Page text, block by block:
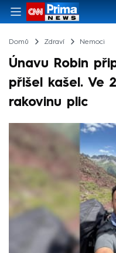
Domů Zdraví Nemoci
Únavu Robin
přišel kašel. Ve
rakovinu plic